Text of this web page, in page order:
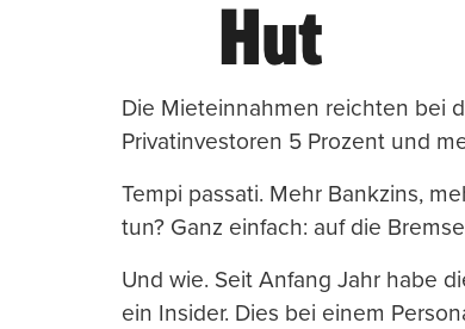
Die Mieteinnahmen reichten bei
Privatinvestoren 5 Prozent und
Tempi passati. Mehr Bankzins,
tun? Ganz einfach: auf die
Und wie. Seit Anfang Jahr habe
ein Insider. Dies bei einem